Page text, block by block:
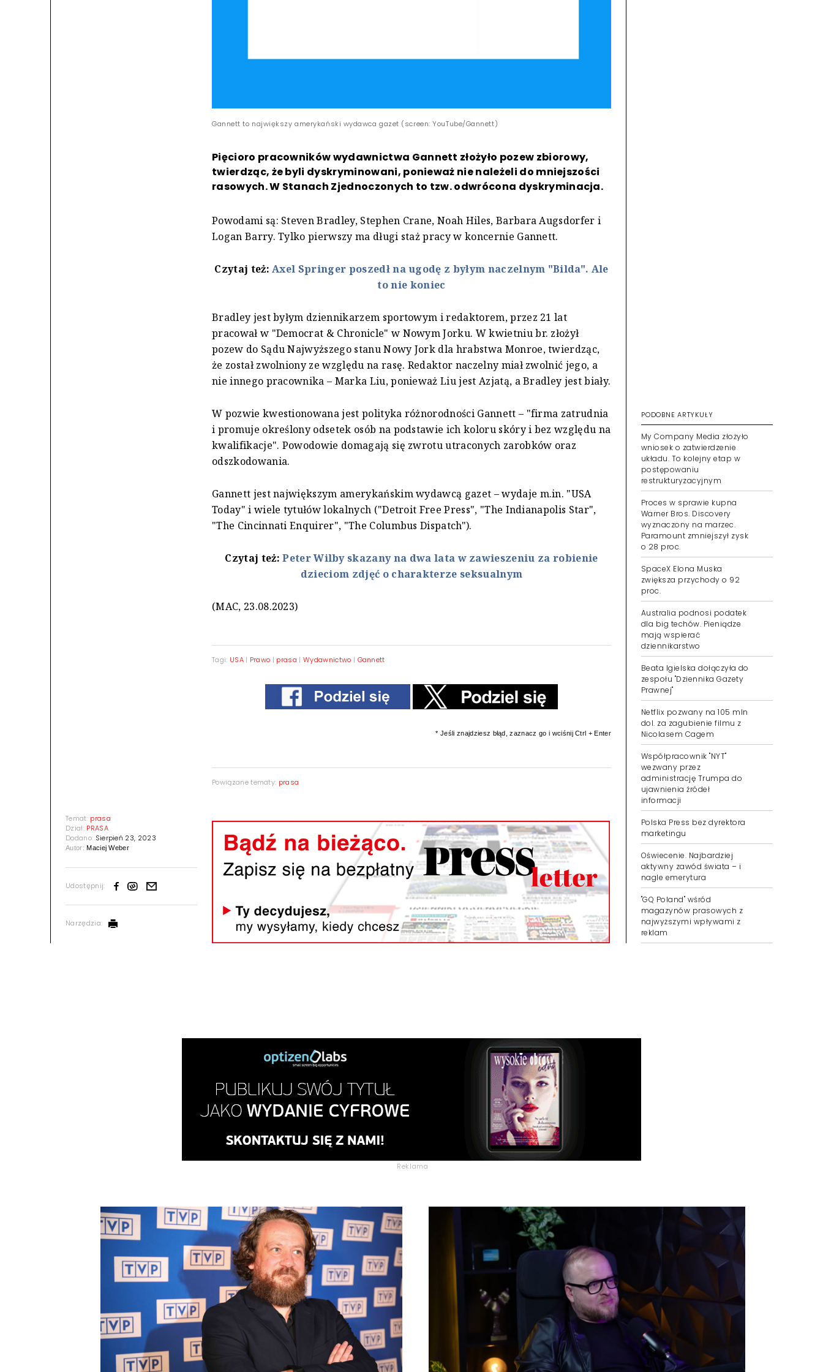
Temat: prasa
Dział: PRASA
Dodano: Sierpień 23, 2023
Autor:Maciej Weber
Udostępnij:
Narzędzia:
Gannett to największy amerykański wydawca gazet (screen: YouTube/Gannett)
Pięcioro pracowników wydawnictwa Gannett złożyło pozew zbiorowy,
twierdząc, że byli dyskryminowani, ponieważ nie należeli do mniejszości
rasowych. W Stanach Zjednoczonych to tzw. odwrócona dyskryminacja.
Powodami są: Steven Bradley, Stephen Crane, Noah Hiles, Barbara Augsdorfer i
Logan Barry. Tylko pierwszy ma długi staż pracy w koncernie Gannett.
Czytaj też:Axel Springer poszedł na ugodę z byłym naczelnym "Bilda". Ale
to nie koniec
Bradley jest byłym dziennikarzem sportowym i redaktorem, przez 21 lat
pracował w "Democrat & Chronicle" w Nowym Jorku. W kwietniu br. złożył
pozew do Sądu Najwyższego stanu Nowy Jork dla hrabstwa Monroe, twierdząc,
że został zwolniony ze względu na rasę. Redaktor naczelny miał zwolnić jego, a
nie innego pracownika – Marka Liu, ponieważ Liu jest Azjatą, a Bradley jest biały.
W pozwie kwestionowana jest polityka różnorodności Gannett – "firma zatrudnia
i promuje określony odsetek osób na podstawie ich koloru skóry i bez względu na
kwalifikacje". Powodowie domagają się zwrotu utraconych zarobków oraz
odszkodowania.
Gannett jest największym amerykańskim wydawcą gazet – wydaje m.in. "USA
Today" i wiele tytułów lokalnych ("Detroit Free Press", "The Indianapolis Star",
"The Cincinnati Enquirer", "The Columbus Dispatch").
Czytaj też:Peter Wilby skazany na dwa lata w zawieszeniu za robienie
dzieciom zdjęć o charakterze seksualnym
(MAC, 23.08.2023)
Tagi: USA | Prawo | prasa | Wydawnictwo | Gannett
* Jeśli znajdziesz błąd, zaznacz go i wciśnij Ctrl + Enter
Powiązane tematy: prasa
PODOBNE ARTYKUŁY
My Company Media złożyło
wniosek o zatwierdzenie
układu. To kolejny etap w
postępowaniu
restrukturyzacyjnym
Proces w sprawie kupna
Warner Bros. Discovery
wyznaczony na marzec.
Paramount zmniejszył zysk
o 28 proc.
SpaceX Elona Muska
zwiększa przychody o 92
proc.
Australia podnosi podatek
dla big techów. Pieniądze
mają wspierać
dziennikarstwo
Beata Igielska dołączyła do
zespołu "Dziennika Gazety
Prawnej"
Netflix pozwany na 105 mln
dol. za zagubienie filmu z
Nicolasem Cagem
Współpracownik "NYT"
wezwany przez
administrację Trumpa do
ujawnienia źródeł
informacji
Polska Press bez dyrektora
marketingu
Oświecenie. Najbardziej
aktywny zawód świata – i
nagle emerytura
"GQ Poland" wśród
magazynów prasowych z
najwyższymi wpływami z
reklam
Reklama